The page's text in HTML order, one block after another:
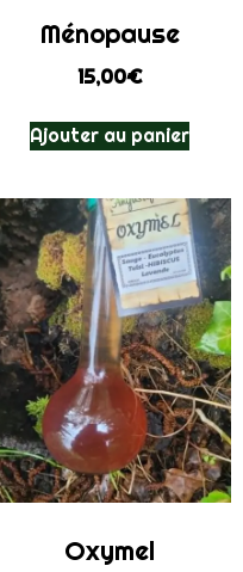
Ménopause
15,00€
Ajouter au panier
Oxymel